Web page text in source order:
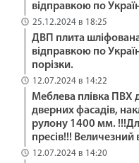
29.01.2025
ПОДАРУВАТИ ОСЛИКА /
29.01.2025
ЯК ВИЖИТИ /1483/
29.01.2025
відправкою по
25.12.2024 в 18:25
ДВП плита
відправкою по
порізки.
12.07.2024 в 14:22
Меблева плівка ПВХ
дверних фасадів,
рулону 1400 мм.
пресів!!! Величезний
12.07.2024 в 14:20